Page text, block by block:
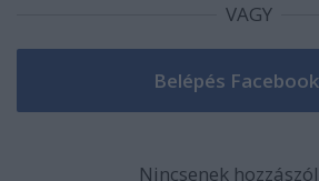
VAGY
Nincsenek